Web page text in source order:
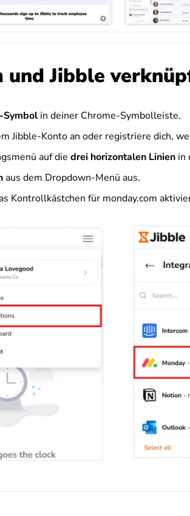
und Jibble
Symbol in deiner Chrome-Symbolleiste.
Jibble-Konto an oder registriere dich,
auf die drei horizontalen Linien in
aus dem Dropdown-Menü aus.
Kontrollkästchen für monday.com